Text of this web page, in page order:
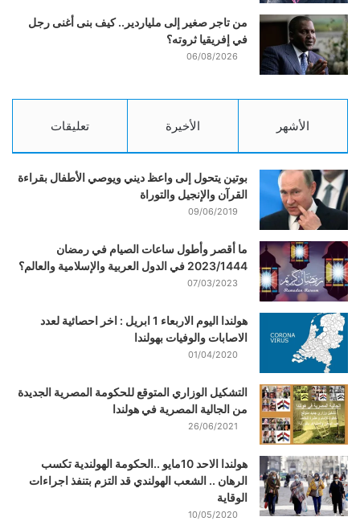
من تاجر صغير إلى ملياردير.. كيف بنى أغنى رجل
في إفريقيا ثروته؟
06/08/2026
الأشهر الأخيرة تعليقات
بوتين يتحول إلى واعظ ديني ويوصي الأطفال بقراءة
القرآن والإنجيل والتوراة
09/06/2019
ما أقصر وأطول ساعات الصيام في رمضان
2023/1444 في الدول العربية والإسلامية والعالم؟
07/03/2023
هولندا اليوم الاربعاء 1 ابريل : اخر احصائية لعدد
الاصابات والوفيات بهولندا
01/04/2020
التشكيل الوزاري المتوقع للحكومة المصرية الجديدة
من الجالية المصرية في هولندا
26/06/2021
هولندا الاحد 10مايو ..الحكومة الهولندية تكسب
الرهان .. الشعب الهولندي قد التزم بتنفذ اجراءات
الوقاية
10/05/2020